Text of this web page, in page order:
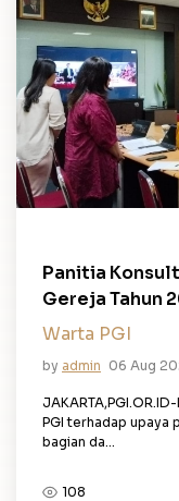
Panitia
Gereja Tahun
Warta PGI
by admin 06 Aug
PGI terhadap upaya
bagian da...
108